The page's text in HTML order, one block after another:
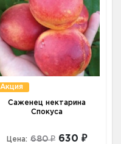
Акция
Саженец нектарина
Спокуса
Цена: 680 ₽ 630 ₽